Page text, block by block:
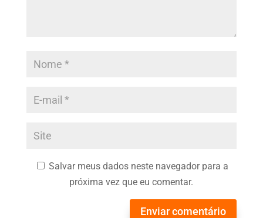
Salvar meus dados neste navegador para a
próxima vez que eu comentar.
Enviar comentário